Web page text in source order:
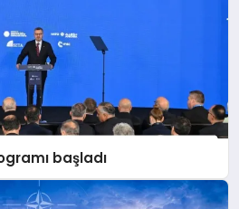
başladı